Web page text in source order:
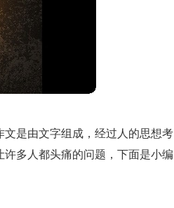
是由文字组成，经过人的思想考
多人都头痛的问题，下面是小编